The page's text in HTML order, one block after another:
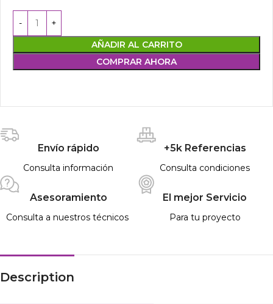
AÑADIR AL CARRITO
COMPRAR AHORA
Envío rápido
Consulta información
+5k Referencias
Consulta condiciones
Asesoramiento
Consulta a nuestros técnicos
El mejor Servicio
Para tu proyecto
Description